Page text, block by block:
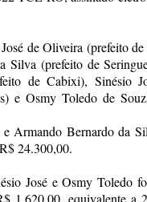
de Oliveira (prefeito
Silva (prefeito de
de Cabixi), Sinésio
e Osmy Toledo de
Armando Bernardo da
24.300,00.
José e Osmy Toledo
1.620,00, equivalente a